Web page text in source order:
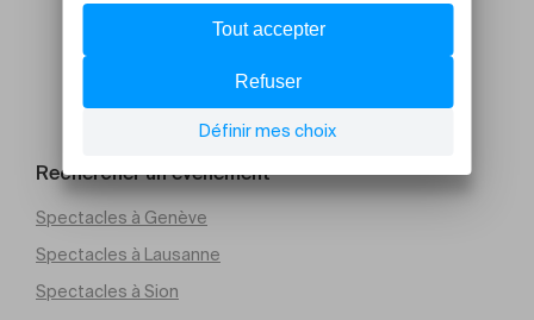
Rechercher un évènement
Spectacles à Genève
Spectacles à Lausanne
Spectacles à Sion